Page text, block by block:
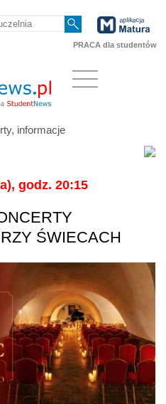
PRACA dla studentów
informacje
godz. 20:15
ŚWIECACH